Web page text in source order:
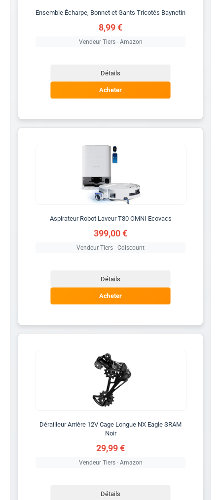
Ensemble Écharpe, Bonnet et Gants Tricotés Baynetin
8,99 €
Vendeur Tiers - Amazon
Détails
Acheter
Aspirateur Robot Laveur T80 OMNI Ecovacs
399,00 €
Vendeur Tiers - Cdiscount
Détails
Acheter
Dérailleur Arrière 12V Cage Longue NX Eagle SRAM
Noir
29,99 €
Vendeur Tiers - Amazon
Détails